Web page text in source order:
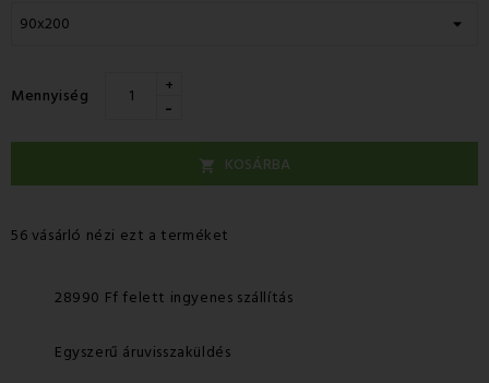
Mennyiség +
-
 KOSÁRBA
56 vásárló nézi ezt a terméket
28990 Ff felett ingyenes szállítás
Egyszerű áruvisszaküldés